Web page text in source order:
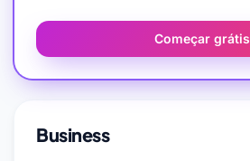
Começar grátis
Business